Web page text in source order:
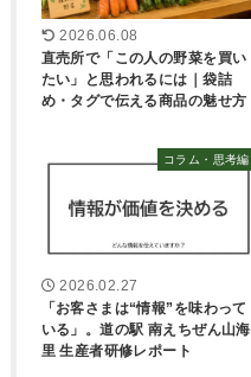
2026.06.08
直売所で「この人の野菜を買い
たい」と思われるには｜袋詰
め・タグで伝える商品の魅せ方
コラム・思考編
2026.02.27
「お客さまは“情報”を味わって
いる」。道の駅 南えちぜん山海
里 生産者研修レポート